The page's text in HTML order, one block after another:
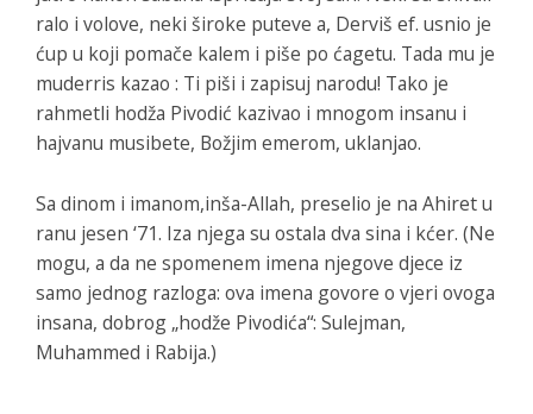
ralo i volove, neki široke puteve a, Derviš ef. usnio je
ćup u koji pomače kalem i piše po ćagetu. Tada mu je
muderris kazao : Ti piši i zapisuj narodu! Tako je
rahmetli hodža Pivodić kazivao i mnogom insanu i
hajvanu musibete, Božjim emerom, uklanjao.
Sa dinom i imanom,inša-Allah, preselio je na Ahiret u
ranu jesen ‘71. Iza njega su ostala dva sina i kćer. (Ne
mogu, a da ne spomenem imena njegove djece iz
samo jednog razloga: ova imena govore o vjeri ovoga
insana, dobrog „hodže Pivodića“: Sulejman,
Muhammed i Rabija.)